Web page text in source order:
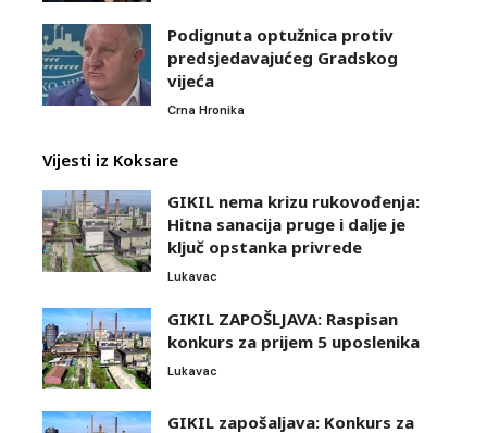
Podignuta optužnica protiv
predsjedavajućeg Gradskog
vijeća
Crna Hronika
Vijesti iz Koksare
GIKIL nema krizu rukovođenja:
Hitna sanacija pruge i dalje je
ključ opstanka privrede
Lukavac
GIKIL ZAPOŠLJAVA: Raspisan
konkurs za prijem 5 uposlenika
Lukavac
GIKIL zapošaljava: Konkurs za